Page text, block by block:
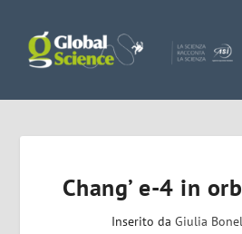
Chang’ e-4 in
Inserito da Giulia